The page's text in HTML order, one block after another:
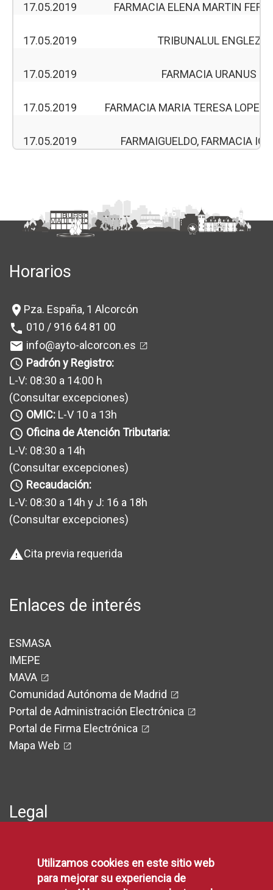
17.05.2019 FARMACIA ELENA MARTIN
17.05.2019 TRIBUNALUL ENGLEZ
17.05.2019 FARMACIA URANUS
17.05.2019 FARMACIA MARIA TERESA LOPEZ
17.05.2019 FARMAIGUELDO, FARMACIA
Horarios
location_on Pza. España, 1 Alcorcón
phone 010 / 916 64 81 00
mail info@ayto-alcorcon.es
query_builder Padrón y Registro:
L-V: 08:30 a 14:00 h
(Consultar excepciones)
query_builder OMIC: L-V 10 a 13h
query_builder Oficina de Atención Tributaria:
L-V: 08:30 a 14h
(Consultar excepciones)
query_builder Recaudación:
L-V: 08:30 a 14h y J: 16 a 18h
(Consultar excepciones)
warningCita previa requerida
Enlaces de interés
ESMASA
IMEPE
MAVA
Comunidad Autónoma de Madrid
Portal de Administración Electrónica
Portal de Firma Electrónica
Mapa Web
Legal
Política de Privacidad
Aviso Legal
Utilizamos cookies en este sitio web
para mejorar su experiencia de